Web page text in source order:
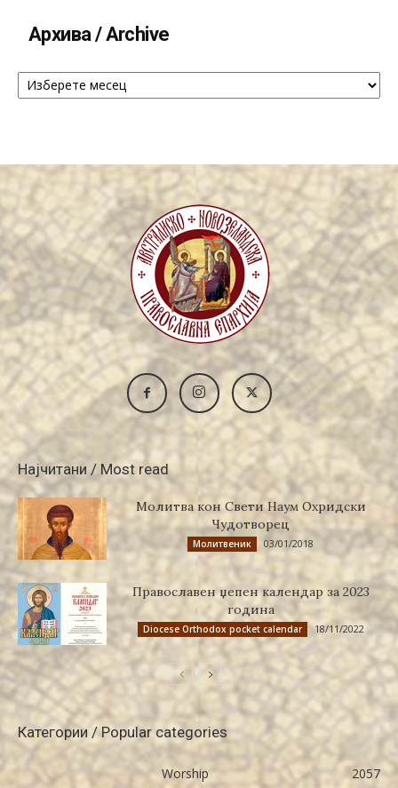
Архива / Archive
Архива
Најчитани / Most read
Молитва кон Свети Наум Охридски
Чудотворец
Молитвеник 03/01/2018
Православен џепен календар за 2023
година
Diocese Orthodox pocket calendar 18/11/2022
Категории / Popular categories
Worship 2057